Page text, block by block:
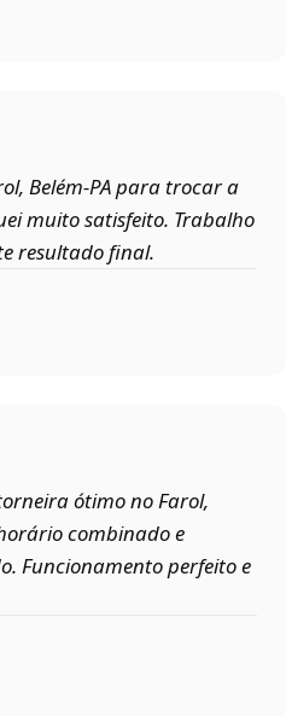
Belém‑PA para trocar a
muito satisfeito. Trabalho
resultado final.
ótimo no Farol,
combinado e
Funcionamento perfeito e